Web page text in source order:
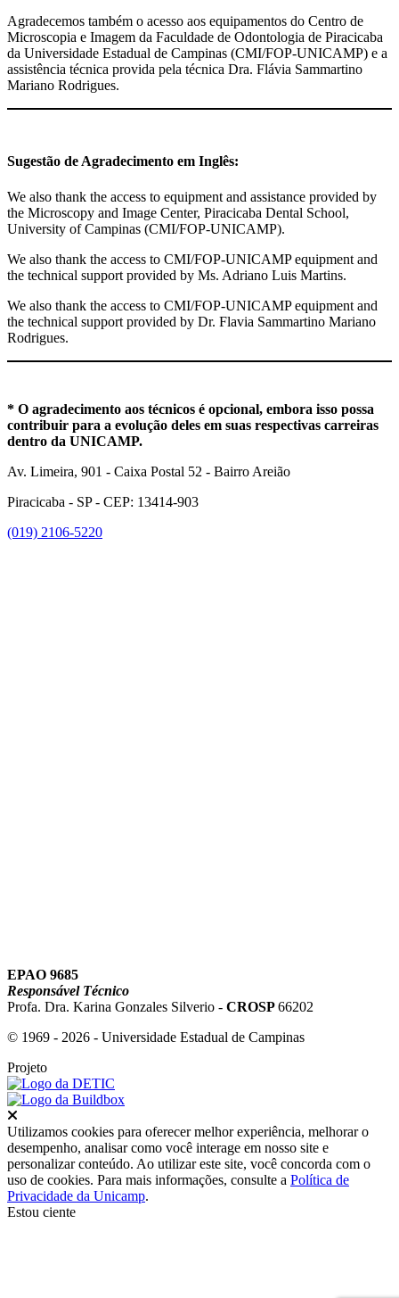
Agradecemos também o acesso aos equipamentos do Centro de
Microscopia e Imagem da Faculdade de Odontologia de Piracicaba
da Universidade Estadual de Campinas (CMI/FOP-UNICAMP) e a
assistência técnica provida pela técnica Dra. Flávia Sammartino
Mariano Rodrigues.
Sugestão de Agradecimento em Inglês:
We also thank the access to equipment and assistance provided by
the Microscopy and Image Center, Piracicaba Dental School,
University of Campinas (CMI/FOP-UNICAMP).
We also thank the access to CMI/FOP-UNICAMP equipment and
the technical support provided by Ms. Adriano Luis Martins.
We also thank the access to CMI/FOP-UNICAMP equipment and
the technical support provided by Dr. Flavia Sammartino Mariano
Rodrigues.
* O agradecimento aos técnicos é opcional, embora isso possa
contribuir para a evolução deles em suas respectivas carreiras
dentro da UNICAMP.
Av. Limeira, 901 - Caixa Postal 52 - Bairro Areião
Piracicaba - SP - CEP: 13414-903
(019) 2106-5220
EPAO 9685
Responsável Técnico
Profa. Dra. Karina Gonzales Silverio - CROSP66202
© 1969 - 2026 - Universidade Estadual de Campinas
Projeto
Utilizamos cookies para oferecer melhor experiência, melhorar o
desempenho, analisar como você interage em nosso site e
personalizar conteúdo. Ao utilizar este site, você concorda com o
uso de cookies. Para mais informações, consulte a Política de
Privacidade da Unicamp.
Estou ciente